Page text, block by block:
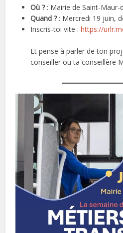
Où ?: Mairie de Saint-Maur-
Quand ?: Mercredi 19 juin,
Inscris-toi vite :https://
Et pense à parler de ton
conseiller ou ta conseillère